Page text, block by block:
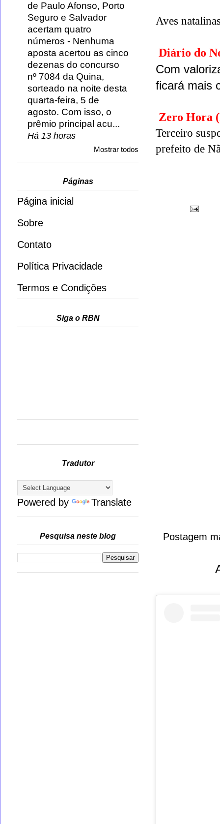
Aves
Diário do
Com
ficará mais
Zero Hora
Terceiro
prefeito de
Postagem
de Paulo Afonso, Porto
Seguro e Salvador
acertam quatro
números - Nenhuma
aposta acertou as cinco
dezenas do concurso
nº 7084 da Quina,
sorteado na noite desta
quarta-feira, 5 de
agosto. Com isso, o
prêmio principal acu...
Há 13 horas
Mostrar todos
Páginas
Página inicial
Sobre
Contato
Política Privacidade
Termos e Condições
Siga o RBN
Tradutor
Powered by Translate
Pesquisa neste blog